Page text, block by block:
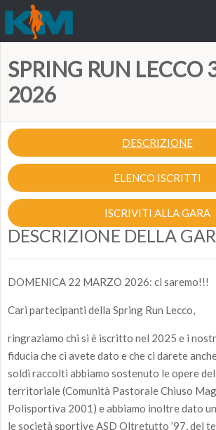
SPRING RUN LECCO
2026
DESCRIZIONE
ELENCO ISCRITTI
ISCRIVITI ALLA GARA
DESCRIZIONE DELLA
DOMENICA 22 MARZO 2026: ci saremo!!!
Cari partecipanti della Spring Run Lecco,
ringraziamo chi si è iscritto nel 2025 e i
fiducia che ci avete dato e che ci darete
soldi raccolti abbiamo sostenuto le opere
territoriale (Comunità Pastorale Chiuso
Polisportiva 2001) e abbiamo inoltre dato
le società sportive ASD Oltretutto ’97, del